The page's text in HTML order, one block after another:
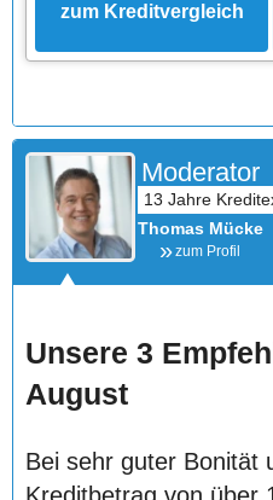
zum Kreditvergleich
Moderator
Thomas Mücke
zum Profil
Unsere 3
August
Bei sehr guter Bonität